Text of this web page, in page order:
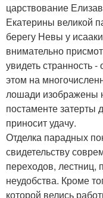
царствование
Екатерины великой
берегу Невы у
внимательно
увидеть странность
этом на
лошади
постаменте затерты
приносит удачу.
Отделка парадных
свидетельству
переходов, лестниц,
неудобства. Кроме
которой велись